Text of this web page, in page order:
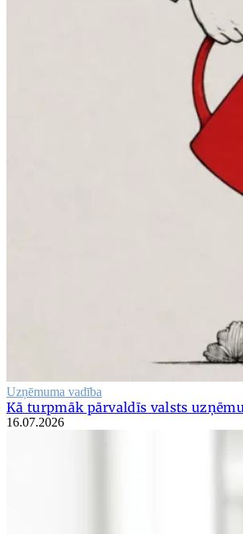
Uzņēmuma vadība
Kā turpmāk pārvaldīs valsts
16.07.2026